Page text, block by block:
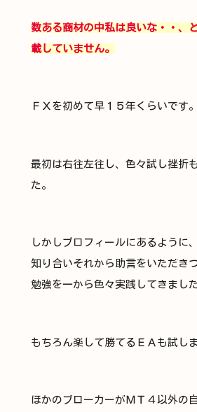
数ある商材の中私は良いな・・、
載していません。
ＦＸを初めて早１５年くらいです。
最初は右往左往し、色々試し挫折
た。
しかしプロフィールにあるように
知り合いそれから助言をいた
勉強を一から色々実践してきました
もちろん楽して勝てるＥＡも試しま
ほかのブローカーがＭＴ４以外の